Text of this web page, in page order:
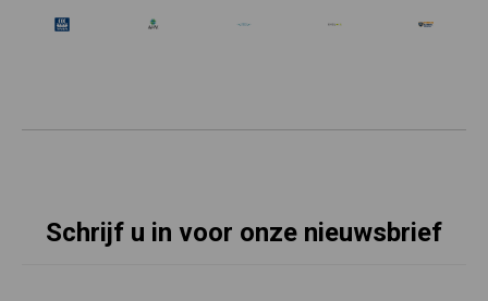
Schrijf u in voor onze nieuwsbrief